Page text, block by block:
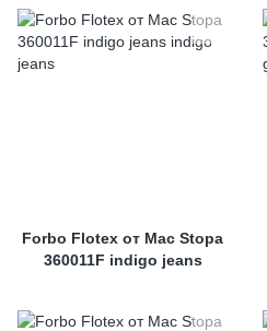
Forbo Flotex от Mac Stopa
360011F indigo jeans